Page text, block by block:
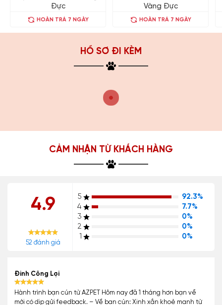
Đực
HOÀN TRẢ 7 NGÀY
Vàng Đực
HOÀN TRẢ 7 NGÀY
HỒ SƠ ĐI KÈM
CẢM NHẬN TỪ KHÁCH HÀNG
4.9
52 đánh giá
5
92.3%
4
7.7%
3
0%
2
0%
1
0%
Đinh Công Lợi
Hành trình bạn cún từ AZPET Hôm nay đã 1 tháng hơn bạn về
mới có dịp gửi feedback. – Về bạn cún: Xinh xắn khoẻ mạnh từ